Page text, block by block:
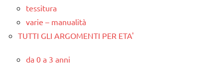
tessitura
varie – manualità
TUTTI GLI ARGOMENTI PER ETA'
da 0 a 3 anni